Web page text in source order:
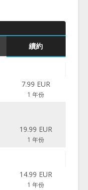
續約
7.99 EUR
1 年份
19.99 EUR
1 年份
14.99 EUR
1 年份